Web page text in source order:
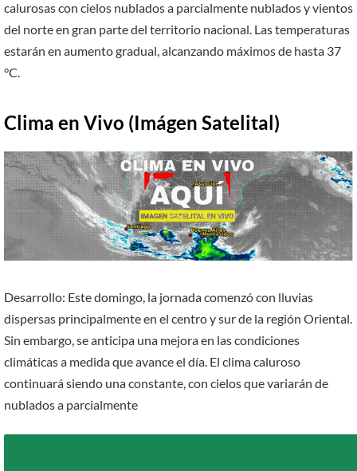
calurosas con cielos nublados a parcialmente nublados y vientos
del norte en gran parte del territorio nacional. Las temperaturas
estarán en aumento gradual, alcanzando máximos de hasta 37
°C.
Clima en Vivo (Imágen Satelital)
Desarrollo: Este domingo, la jornada comenzó con lluvias
dispersas principalmente en el centro y sur de la región Oriental.
Sin embargo, se anticipa una mejora en las condiciones
climáticas a medida que avance el día. El clima caluroso
continuará siendo una constante, con cielos que variarán de
nublados a parcialmente